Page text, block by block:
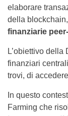
elaborare
della
finanziarie
L’obiettivo
finanziari
trovi, di
In questo
Farming che